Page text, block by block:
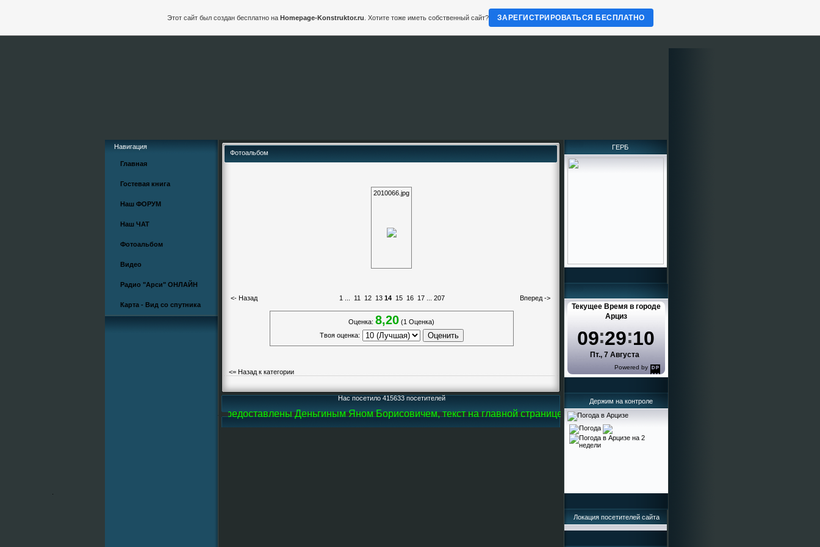
Навигация
Главная
Гостевая книга
Наш ФОРУМ
Наш ЧАТ
Фотоальбом
Видео
Радио "Арси" ОНЛАЙН
Карта - Вид со спутника
Фотоальбом
2010066.jpg
<- Назад 1 11 12 13 14 15 16 17 207 Вперед ->
Оценка: 8,20 (1 Оценка)
Твоя оценка:
<= Назад к категории
Нас посетило 415633 посетителей
все фотографии и большую часть видео предоставлены Деньгиным Яном Борисовичем, текст на главной странице Кисельева Ирина Григорьевна
ГЕРБ
Powered by
DaysPedia.com
Текущее Время в городе
Арциз
09 29 11
Пт., 7 Августа
Держим на контроле
Локация посетителей сайта
Этот сайт был создан бесплатно на Homepage-Konstruktor.ru . Хотите тоже иметь собственный сайт? ЗАРЕГИСТРИРОВАТЬСЯ БЕСПЛАТНО